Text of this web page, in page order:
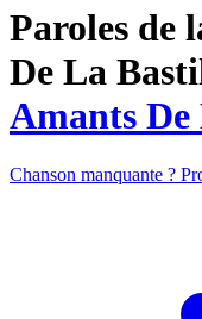
Paroles de
De La
Amants
Chanson manquante ?